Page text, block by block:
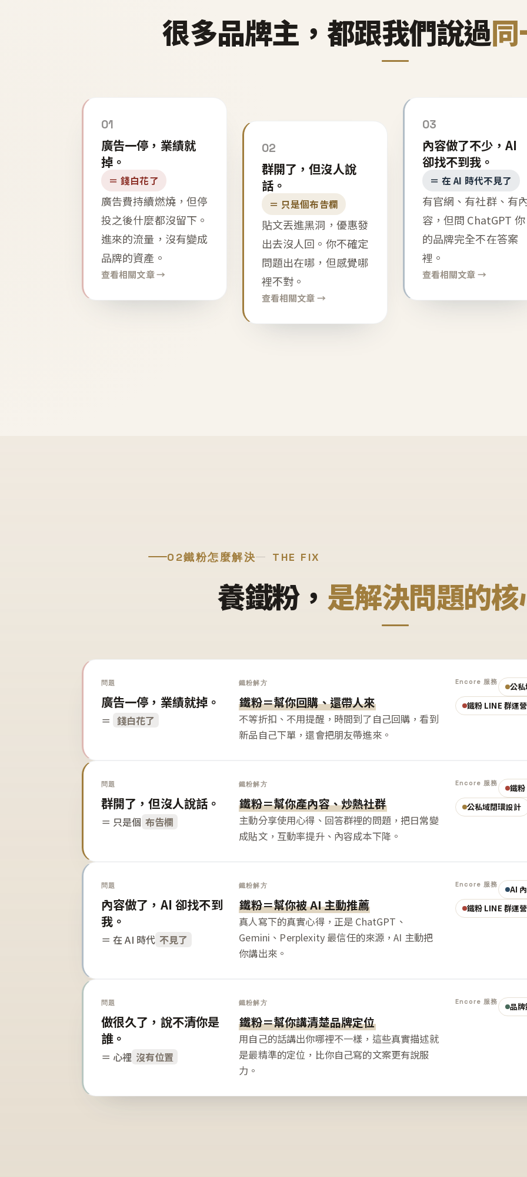
很多品牌主，都跟我們說過同
01
廣告一停，業績就
掉。
＝ 錢白花了
廣告費持續燃燒，但停
投之後什麼都沒留下。
進來的流量，沒有變成
品牌的資產。
查看相關文章 →
02
群開了，但沒人說
話。
＝ 只是個布告欄
貼文丟進黑洞，優惠發
出去沒人回。你不確定
問題出在哪，但感覺哪
裡不對。
查看相關文章 →
03
內容做了不少，AI
卻找不到我。
＝ 在 AI 時代不見了
有官網、有社群、有
容，但問 ChatGPT 你
的品牌完全不在答案
裡。
查看相關文章 →
02鐵粉怎麼解決 THE FIX
養鐵粉， 是解決問題的
問題
廣告一停，業績就掉。
＝ 錢白花了
鐵粉解方
鐵粉＝幫你回購、還帶人來
不等折扣、不用提醒，時間到了自己回購，看到
新品自己下單，還會把朋友帶進來。
Encore 服務
公
鐵粉 LINE 群運營
問題
群開了，但沒人說話。
＝ 只是個 布告欄
鐵粉解方
鐵粉＝幫你產內容、炒熱社群
主動分享使用心得、回答群裡的問題，把日常變
成貼文，互動率提升、內容成本下降。
Encore 服務
鐵
公私域閉環設計
問題
內容做了，AI 卻找不到
我。
＝ 在 AI 時代 不見了
鐵粉解方
鐵粉＝幫你被 AI 主動推薦
真人寫下的真實心得，正是 ChatGPT、
Gemini、Perplexity 最信任的來源，AI 主動把
你講出來。
Encore 服務
AI
鐵粉 LINE 群運營
問題
做很久了，說不清你是
誰。
＝ 心裡 沒有位置
鐵粉解方
鐵粉＝幫你講清楚品牌定位
用自己的話講出你哪裡不一樣，這些真實描述就
是最精準的定位，比你自己寫的文案更有說服
力。
Encore 服務 品